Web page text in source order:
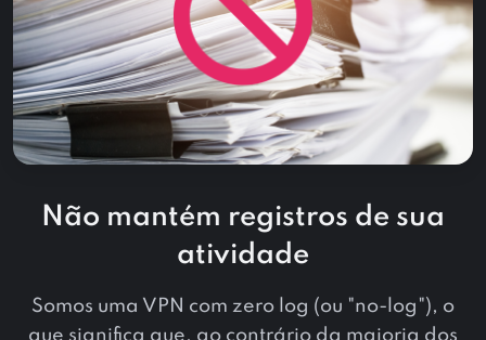
Não mantém registros de sua
atividade
Somos uma VPN com zero log (ou "no-log"), o
que significa que, ao contrário da maioria dos